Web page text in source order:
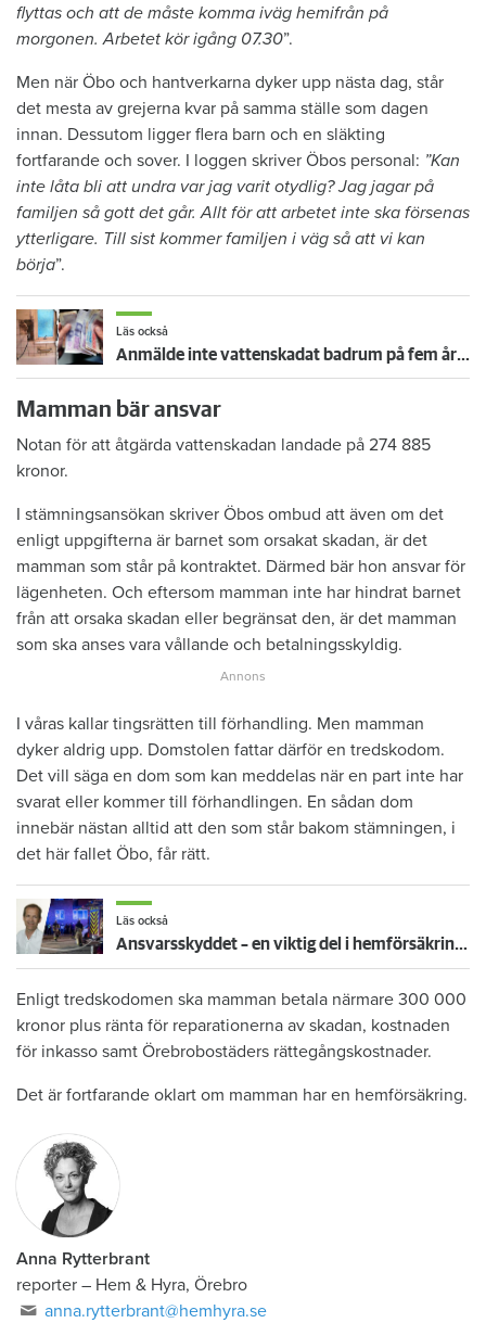
flyttas och att de måste komma iväg hemifrån på
morgonen. Arbetet kör igång 07.30”.
Men när Öbo och hantverkarna dyker upp nästa dag, står
det mesta av grejerna kvar på samma ställe som dagen
innan. Dessutom ligger flera barn och en släkting
fortfarande och sover. I loggen skriver Öbos personal: ”Kan
inte låta bli att undra var jag varit otydlig? Jag jagar på
familjen så gott det går. Allt för att arbetet inte ska försenas
ytterligare. Till sist kommer familjen i väg så att vi kan
börja”.
Läs också
Anmälde inte vattenskadat badrum på fem år – krävs på 125 000 kronor
Mamman bär ansvar
Notan för att åtgärda vattenskadan landade på 274 885
kronor.
I stämningsansökan skriver Öbos ombud att även om det
enligt uppgifterna är barnet som orsakat skadan, är det
mamman som står på kontraktet. Därmed bär hon ansvar för
lägenheten. Och eftersom mamman inte har hindrat barnet
från att orsaka skadan eller begränsat den, är det mamman
som ska anses vara vållande och betalningsskyldig.
I våras kallar tingsrätten till förhandling. Men mamman
dyker aldrig upp. Domstolen fattar därför en tredskodom.
Det vill säga en dom som kan meddelas när en part inte har
svarat eller kommer till förhandlingen. En sådan dom
innebär nästan alltid att den som står bakom stämningen, i
det här fallet Öbo, får rätt.
Läs också
Ansvarsskyddet – en viktig del i hemförsäkringen
Enligt tredskodomen ska mamman betala närmare 300 000
kronor plus ränta för reparationerna av skadan, kostnaden
för inkasso samt Örebrobostäders rättegångskostnader.
Det är fortfarande oklart om mamman har en hemförsäkring.
Anna Rytterbrant
reporter – Hem & Hyra, Örebro
anna.rytterbrant@hemhyra.se